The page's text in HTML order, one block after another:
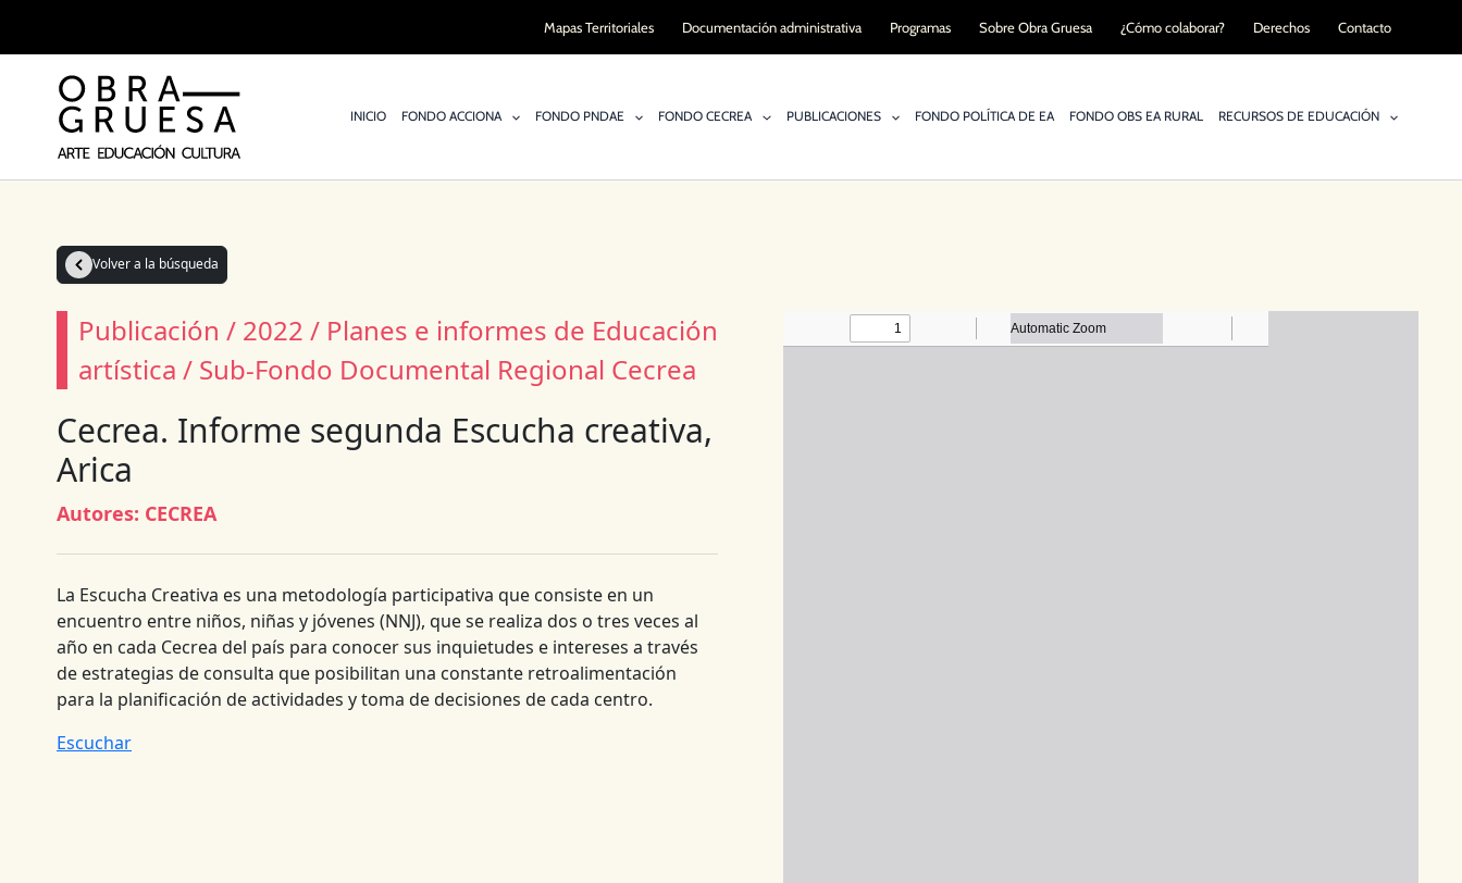
Mapas Territoriales Documentación administrativa Programas Sobre Obra Gruesa ¿Cómo colaborar? Derechos Contacto
INICIO FONDO ACCIONA FONDO PNDAE FONDO CECREA PUBLICACIONES FONDO POLÍTICA DE EA FONDO OBS EA RURAL RECURSOS DE EDUCACIÓN
Volver a la búsqueda
Publicación / 2022 / Planes e informes de Educación
artística / Sub-Fondo Documental Regional Cecrea
Cecrea. Informe segunda Escucha creativa,
Arica
Autores: CECREA
La Escucha Creativa es una metodología participativa que consiste en un
encuentro entre niños, niñas y jóvenes (NNJ), que se realiza dos o tres veces al
año en cada Cecrea del país para conocer sus inquietudes e intereses a través
de estrategias de consulta que posibilitan una constante retroalimentación
para la planificación de actividades y toma de decisiones de cada centro.
Escuchar